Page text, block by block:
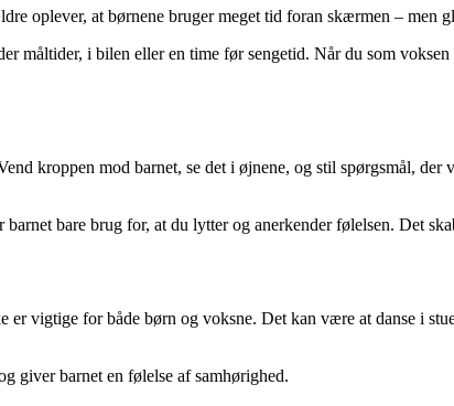
oplever, at børnene bruger meget tid foran skærmen – men
måltider, i bilen eller en time før sengetid. Når du som
kroppen mod barnet, se det i øjnene, og stil spørgsmål, der
bare brug for, at du lytter og anerkender følelsen. Det
vigtige for både børn og voksne. Det kan være at danse i
giver barnet en følelse af samhørighed.